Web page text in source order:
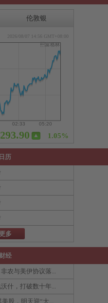
历
多
经
农与美伊协议落...
什，打破数十年...
美股，明天迎“大...